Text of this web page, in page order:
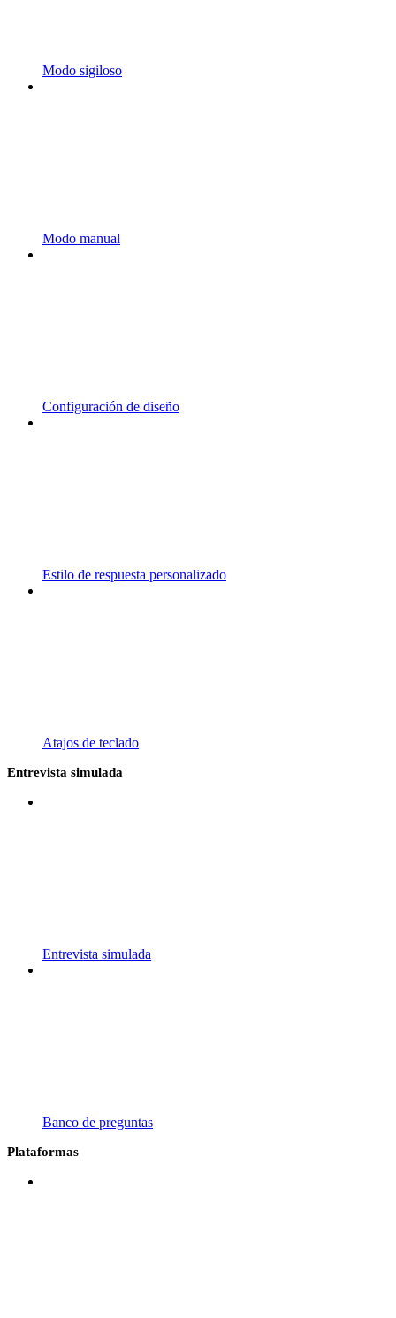
Modo sigiloso
Modo manual
Configuración de diseño
Estilo de respuesta personalizado
Atajos de teclado
Entrevista simulada
Entrevista simulada
Banco de preguntas
Plataformas